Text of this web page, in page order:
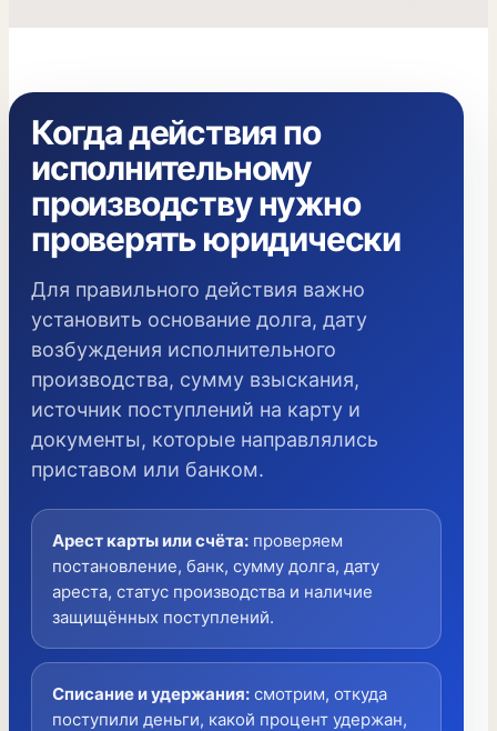
Когда действия по
исполнительному
производству нужно
проверять юридически
Для правильного действия важно
установить основание долга, дату
возбуждения исполнительного
производства, сумму взыскания,
источник поступлений на карту и
документы, которые направлялись
приставом или банком.
Арест карты или счёта: проверяем
постановление, банк, сумму долга, дату
ареста, статус производства и наличие
защищённых поступлений.
Списание и удержания: смотрим, откуда
поступили деньги, какой процент удержан,